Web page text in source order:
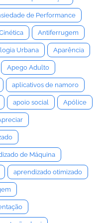
de Performance
Antiferrugem
Urbana Aparência
Apego Adulto
aplicativos de namoro
apoio social Apólice
de Máquina
aprendizado otimizado